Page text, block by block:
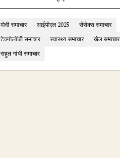
मोदी समाचार आईपीएल 2025
सेंसेक्स समाचार
टेक्नोलॉजी समाचार
स्वास्थ्य समाचार
खेल समाचार
राहुल गांधी समाचार